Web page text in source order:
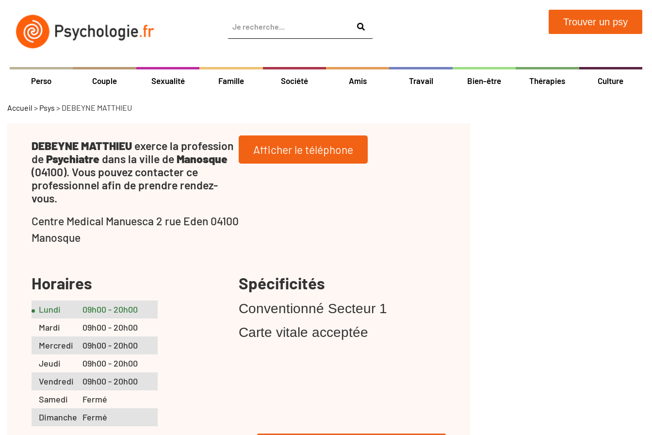
Trouver un psy
Perso Couple Sexualité Famille Société Amis Travail Bien-être Thérapies Culture
Accueil > Psys > DEBEYNE MATTHIEU
DEBEYNE MATTHIEU exerce la profession
dePsychiatre dans la ville de Manosque
(04100). Vous pouvez contacter ce
professionnel afin de prendre rendez-
vous.
Centre Medical Manuesca 2 rue Eden 04100
Manosque
Afficher le téléphone
Horaires
Lundi
09h00 - 20h00
Mardi
09h00 - 20h00
Mercredi
09h00 - 20h00
Jeudi
09h00 - 20h00
Vendredi
09h00 - 20h00
Samedi
Fermé
Dimanche Fermé
Spécificités
Conventionné Secteur 1
Carte vitale acceptée